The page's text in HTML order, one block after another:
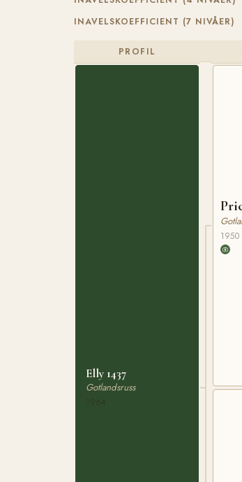
INAVELSKOEFFICIENT (7 NIVÅER)
PROFIL
Elly 1437
Gotlandsruss
1950